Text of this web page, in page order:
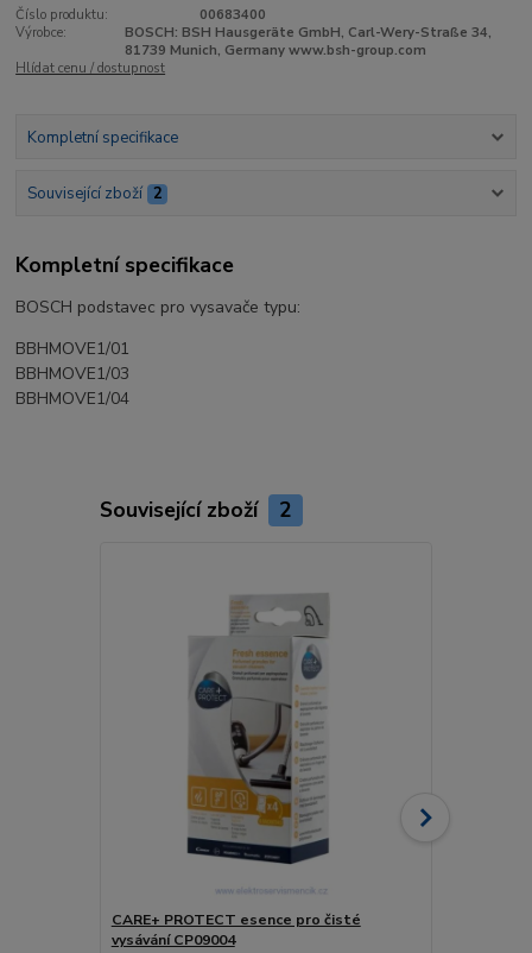
Číslo produktu:
00683400
Výrobce:
BOSCH: BSH Hausgeräte GmbH, Carl-Wery-Straße 34,
81739 Munich, Germany www.bsh-group.com
Hlídat cenu / dostupnost
Kompletní specifikace
Související zboží 2
Kompletní specifikace
BOSCH podstavec pro vysavače typu:
BBHMOVE1/01
BBHMOVE1/03
BBHMOVE1/04
Související zboží 2
CARE+ PROTECT esence pro čisté
vysávání CP09004